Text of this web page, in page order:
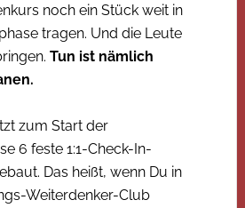
noch ein Stück weit in
tragen. Und die Leute
Tun ist nämlich
zum Start der
6 feste 1:1-Check-In-
Das heißt, wenn Du in
Weiterdenker-Club